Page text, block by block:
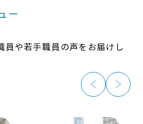
ー
員や若手職員の声をお届けし